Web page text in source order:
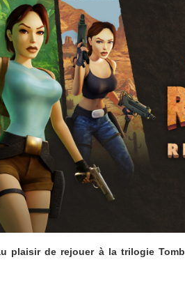
plaisir de rejouer à la trilogie